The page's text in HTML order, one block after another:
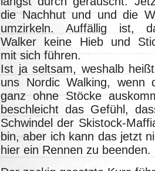
die Nachhut und und die
umzirkeln. Auffällig ist,
Walker keine Hieb und
mit sich führen.
Ist ja seltsam, weshalb
uns Nordic Walking, wenn
ganz ohne Stöcke
beschleicht das Gefühl,
Schwindel der Skistock-
bin, aber ich kann das jetzt
hier ein Rennen zu beenden.